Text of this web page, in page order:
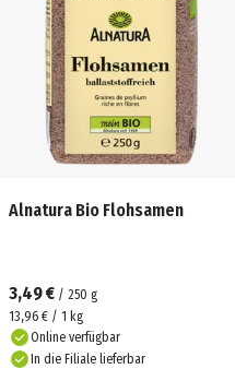
Alnatura Bio Flohsamen
3,49 € / 250 g
13,96 € / 1 kg
Online verfügbar
In die Filiale lieferbar